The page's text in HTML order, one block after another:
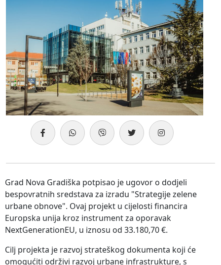
Grad Nova Gradiška potpisao je ugovor o dodjeli
bespovratnih sredstava za izradu "Strategije zelene
urbane obnove". Ovaj projekt u cijelosti financira
Europska unija kroz instrument za oporavak
NextGenerationEU, u iznosu od 33.180,70 €.
Cilj projekta je razvoj strateškog dokumenta koji će
omogućiti održivi razvoj urbane infrastrukture, s